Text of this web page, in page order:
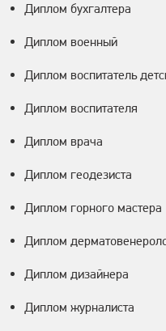
Диплом бухгалтера
Диплом военный
Диплом воспитатель
Диплом воспитателя
Диплом врача
Диплом геодезиста
Диплом горного мастера
Диплом
Диплом дизайнера
Диплом журналиста